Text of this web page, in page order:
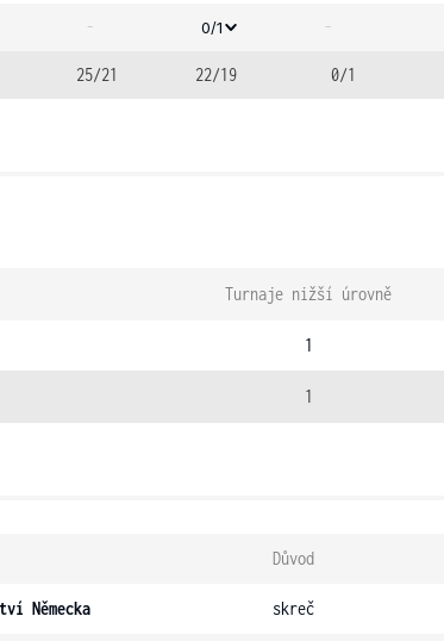
- 0/1 -
25/21 22/19 0/1
Turnaje nižší úrovně
1
1
Důvod
Německa skreč